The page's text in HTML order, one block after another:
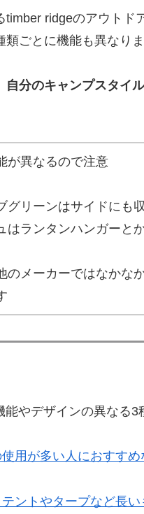
timber ridgeのアウト
ごとに機能も異なりま
自分のキャンプスタイ
が異なるので注意
グリーンはサイドにも
はランタンハンガーと
のメーカーではなかな
能やデザインの異なる
用が多い人におすす
テントやタープなど長